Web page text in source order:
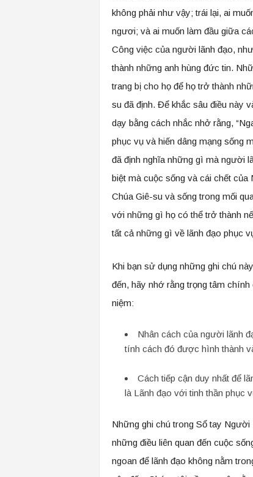
không phải như vậy; trái lại, ai
ngươi; và ai muốn làm đầu giữa
Công việc của người lãnh đạo,
thành những anh hùng đức tin.
trang bị cho họ để họ trở thành
su đã định. Để khắc sâu điều này
dạy bằng cách nhắc nhở rằng,
phục vụ và hiến dâng mạng sống
đã định nghĩa những gì mà người
biệt mà cuộc sống và cái chết
Chúa Giê-su và sống trong mối
với những gì họ có thể trở thành
tất cả những gì về lãnh đạo phục
Khi bạn sử dụng những ghi chú
đến, hãy nhớ rằng trọng tâm
niệm:
Nhân cách của người lãnh
tính cách đó được hình thành
Cách tiếp cận duy nhất để
là Lãnh đạo với tinh thần phục
Những ghi chú trong Sổ tay
những điều liên quan đến cuộc
ngoan để lãnh đạo không nằm